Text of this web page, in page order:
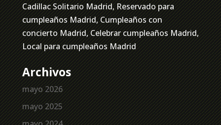
Cadillac Solitario Madrid, Reservado para
cumpleaños Madrid, Cumpleaños con
concierto Madrid, Celebrar cumpleaños Madrid,
Local para cumpleaños Madrid
Archivos
mayo 2026
mayo 2025